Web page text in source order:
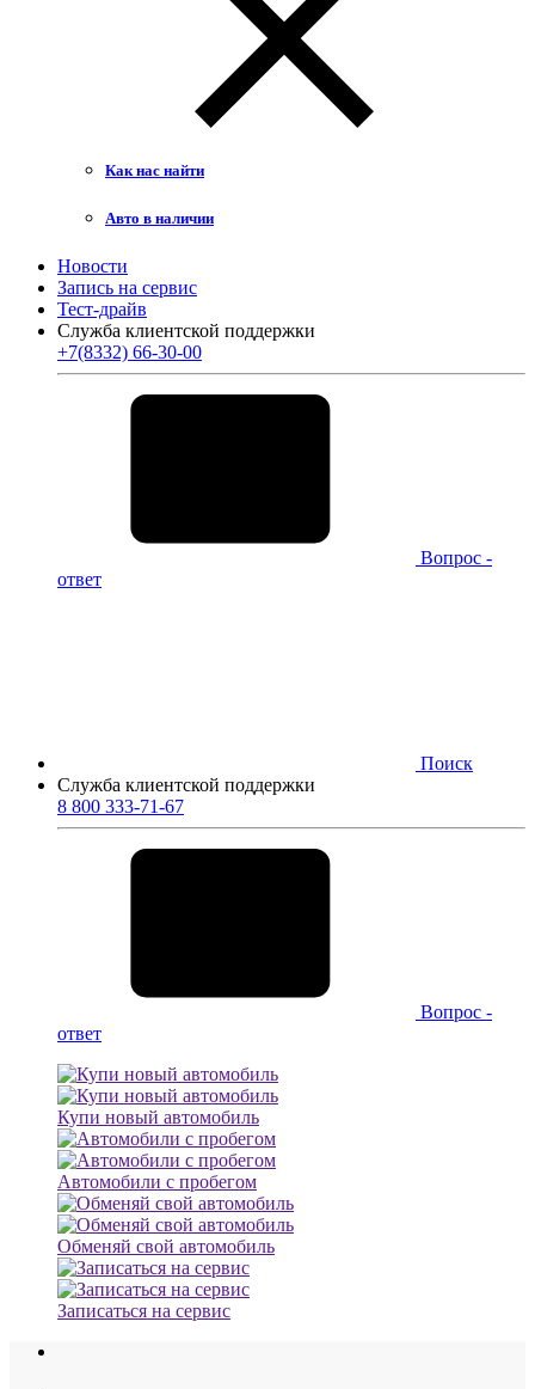
Как нас найти
Авто в наличии
Новости
Запись на сервис
Тест-драйв
Служба клиентской поддержки
+7(8332) 66-30-00
Вопрос -
ответ
Поиск
Служба клиентской поддержки
8 800 333-71-67
Вопрос -
ответ
Купи новый автомобиль
Автомобили с пробегом
Обменяй свой автомобиль
Записаться на сервис